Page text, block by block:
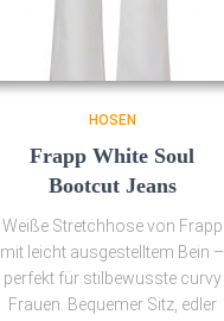
HOSEN
Frapp White Soul
Bootcut Jeans
Weiße Stretchhose von Frapp
mit leicht ausgestelltem Bein –
perfekt für stilbewusste curvy
Frauen. Bequemer Sitz, edler